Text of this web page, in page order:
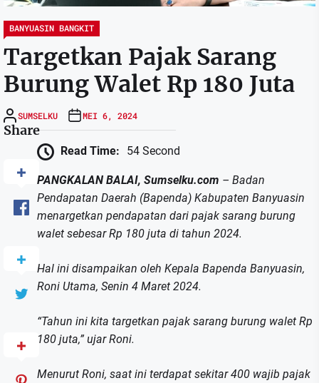
BANYUASIN BANGKIT
Targetkan Pajak Sarang
Burung Walet Rp 180 Juta
SUMSELKU MEI 6, 2024
Share
Read Time: 54 Second
PANGKALAN BALAI, Sumselku.com – Badan
Pendapatan Daerah (Bapenda) Kabupaten Banyuasin
menargetkan pendapatan dari pajak sarang burung
walet sebesar Rp 180 juta di tahun 2024.
Hal ini disampaikan oleh Kepala Bapenda Banyuasin,
Roni Utama, Senin 4 Maret 2024.
“Tahun ini kita targetkan pajak sarang burung walet Rp
180 juta,” ujar Roni.
Menurut Roni, saat ini terdapat sekitar 400 wajib pajak